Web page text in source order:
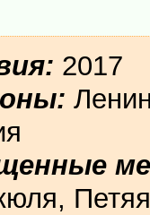
2017